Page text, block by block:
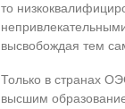
то
высвобождая тем
Только в странах
высшим